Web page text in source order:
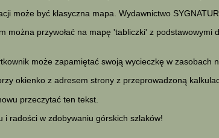
może być klasyczna mapa. Wydawnictwo
można przywołać na mapę 'tabliczki' z
może zapamiętać swoją wycieczkę w
okienko z adresem strony z przeprowadzoną
przeczytać ten tekst.
i radości w zdobywaniu górskich szlaków!